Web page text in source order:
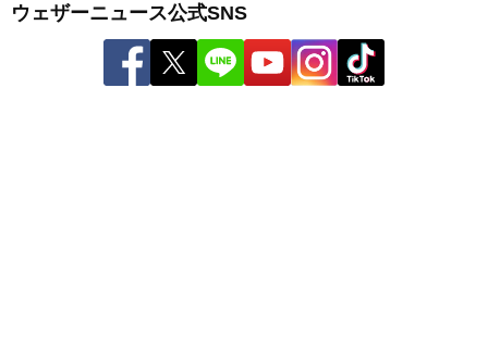
ウェザーニュース公式SNS